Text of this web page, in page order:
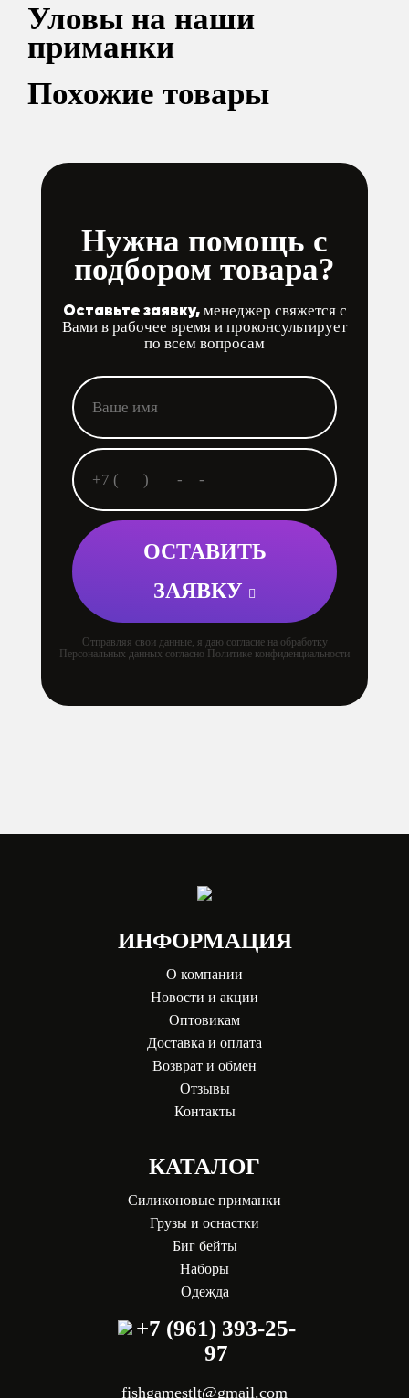
Уловы на наши
приманки
Похожие товары
Нужна помощь с
подбором товара?
Оставьте заявку,менеджер свяжется с
Вами в рабочее время и проконсультирует
по всем вопросам
ОСТАВИТЬ
ЗАЯВКУ
Отправляя свои данные, я даю согласие на обработку
Персональных данных согласно Политике конфиденциальности
ИНФОРМАЦИЯ
О компании
Новости и акции
Оптовикам
Доставка и оплата
Возврат и обмен
Отзывы
Контакты
КАТАЛОГ
Силиконовые приманки
Грузы и оснастки
Биг бейты
Наборы
Одежда
+7 (961) 393-25-
97
fishgamestlt@gmail.com